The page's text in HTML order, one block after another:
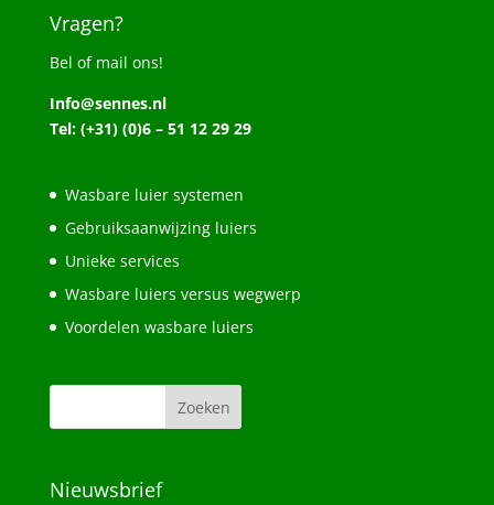
Vragen?
Bel of mail ons!
Info@sennes.nl
Tel: (+31) (0)6 – 51 12 29 29
Wasbare luier systemen
Gebruiksaanwijzing luiers
Unieke services
Wasbare luiers versus wegwerp
Voordelen wasbare luiers
Nieuwsbrief